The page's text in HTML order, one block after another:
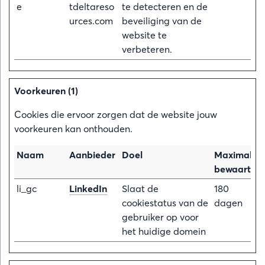
e
tdeltareso
urces.com
te detecteren en de
beveiliging van de
website te
verbeteren.
Voorkeuren (1)
Cookies die ervoor zorgen dat de website jouw
voorkeuren kan onthouden.
Naam Aanbieder Doel
Maximale
li_gc
LinkedIn
Slaat de
cookiestatus van de
gebruiker op voor
het huidige domein
180
dagen